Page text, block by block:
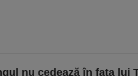
nu cedează în faţa lui